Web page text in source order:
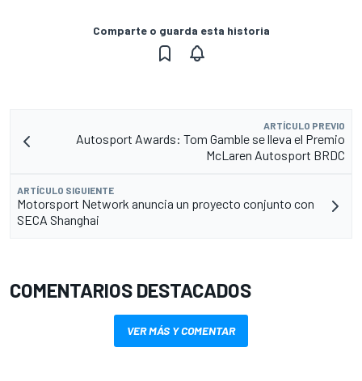
Comparte o guarda esta historia
ARTÍCULO PREVIO
Autosport Awards: Tom Gamble se lleva el Premio
McLaren Autosport BRDC
ARTÍCULO SIGUIENTE
Motorsport Network anuncia un proyecto conjunto con
SECA Shanghai
COMENTARIOS DESTACADOS
VER MÁS Y COMENTAR